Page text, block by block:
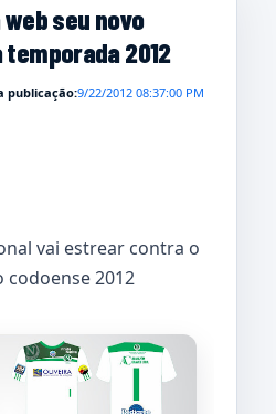
seu novo
2012
publicação:9/22/2012 08:37:00 PM
vai estrear contra o
codoense 2012